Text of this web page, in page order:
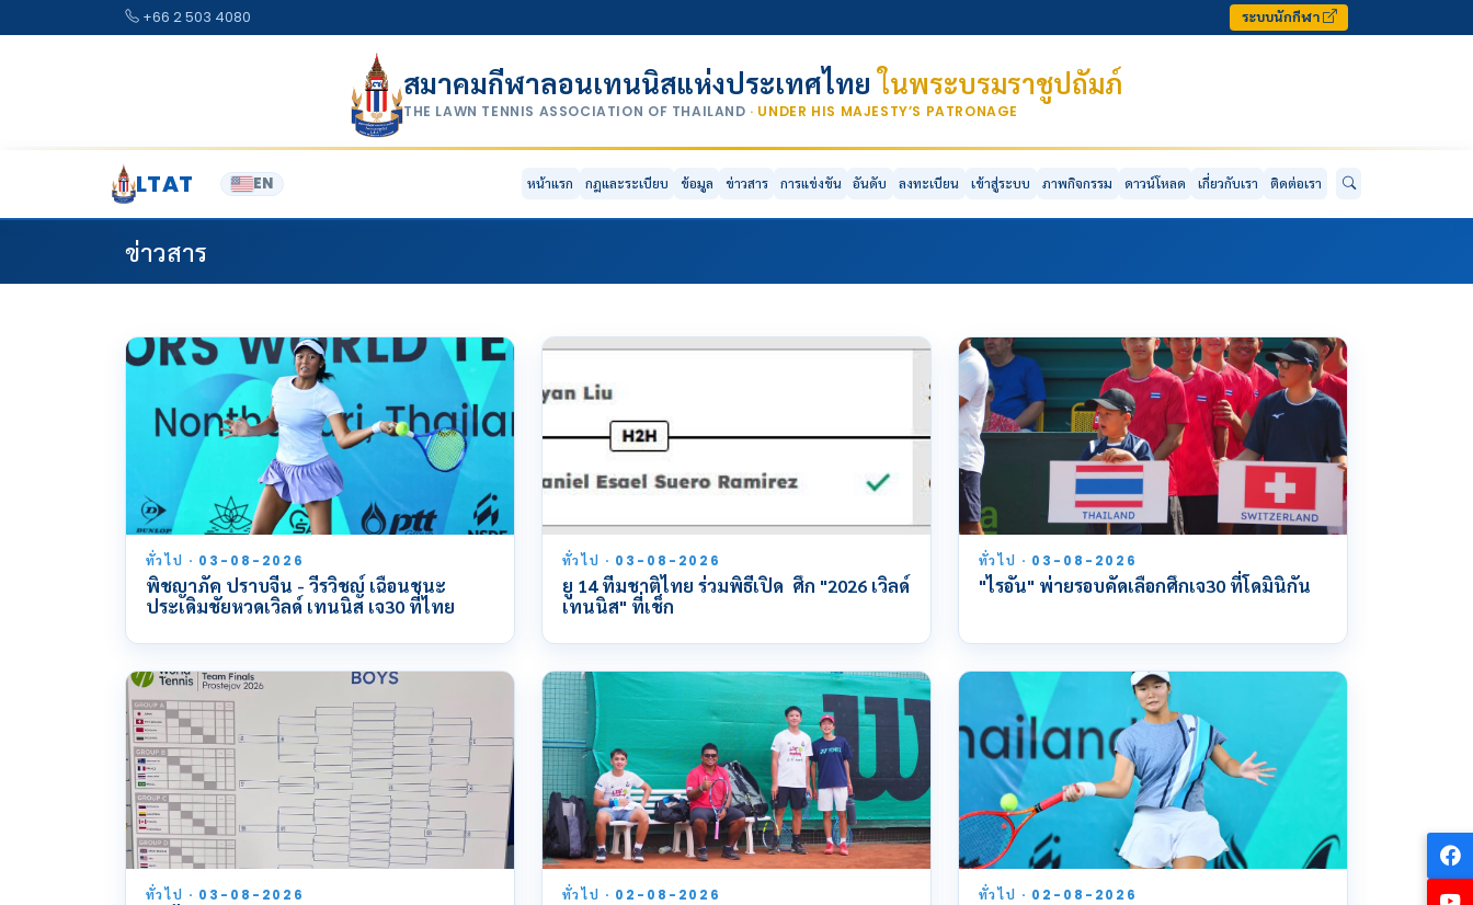
+66 2 503 4080 ระบบนักกีฬา
สมาคมกีฬาลอนเทนนิสแห่งประเทศไทยในพระบรมราชูปถัมภ์
THE LAWN TENNIS ASSOCIATION OF THAILAND · UNDER HIS MAJESTY’S PATRONAGE
LTAT EN หน้าแรก กฎและระเบียบ ข้อมูล ข่าวสาร การแข่งขัน อันดับ ลงทะเบียน เข้าสู่ระบบ ภาพกิจกรรม ดาวน์โหลด เกี่ยวกับเรา ติดต่อเรา
ข่าวสาร
ทั่วไป · 03-08-2026
พิชญาภัค ปราบจีน - วีรวิชญ์ เฉือนชนะ
ประเดิมชัยหวดเวิลด์ เทนนิส เจ30 ที่ไทย
ทั่วไป · 03-08-2026
ยู 14 ทีมชาติไทย ร่วมพิธีเปิด ศึก "2026 เวิลด์
เทนนิส" ที่เช็ก
ทั่วไป · 03-08-2026
"ไรอัน" พ่ายรอบคัดเลือกศึกเจ30 ที่โดมินิกัน
ทั่วไป · 03-08-2026 ทั่วไป · 02-08-2026 ทั่วไป · 02-08-2026